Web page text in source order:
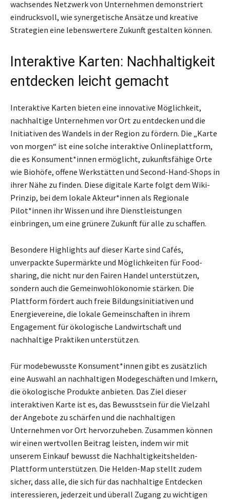
wachsendes Netzwerk von Unternehmen demonstriert
eindrucksvoll, wie synergetische Ansätze und kreative
Strategien eine lebenswertere Zukunft gestalten können.
Interaktive Karten: Nachhaltigkeit
entdecken leicht gemacht
Interaktive Karten bieten eine innovative Möglichkeit,
nachhaltige Unternehmen vor Ort zu entdecken und die
Initiativen des Wandels in der Region zu fördern. Die „Karte
von morgen“ ist eine solche interaktive Onlineplattform,
die es Konsument*innen ermöglicht, zukunftsfähige Orte
wie Biohöfe, offene Werkstätten und Second-Hand-Shops in
ihrer Nähe zu finden. Diese digitale Karte folgt dem Wiki-
Prinzip, bei dem lokale Akteur*innen als Regionale
Pilot*innen ihr Wissen und ihre Dienstleistungen
einbringen, um eine grünere Zukunft für alle zu schaffen.
Besondere Highlights auf dieser Karte sind Cafés,
unverpackte Supermärkte und Möglichkeiten für Food-
sharing, die nicht nur den Fairen Handel unterstützen,
sondern auch die Gemeinwohlökonomie stärken. Die
Plattform fördert auch freie Bildungsinitiativen und
Energievereine, die lokale Gemeinschaften in ihrem
Engagement für ökologische Landwirtschaft und
nachhaltige Praktiken unterstützen.
Für modebewusste Konsument*innen gibt es zusätzlich
eine Auswahl an nachhaltigen Modegeschäften und Imkern,
die ökologische Produkte anbieten. Das Ziel dieser
interaktiven Karte ist es, das Bewusstsein für die Vielzahl
der Angebote zu schärfen und die nachhaltigen
Unternehmen vor Ort hervorzuheben. Zusammen können
wir einen wertvollen Beitrag leisten, indem wir mit
unserem Einkauf bewusst die Nachhaltigkeitshelden-
Plattform unterstützen. Die Helden-Map stellt zudem
sicher, dass alle, die sich für das nachhaltige Entdecken
interessieren, jederzeit und überall Zugang zu wichtigen